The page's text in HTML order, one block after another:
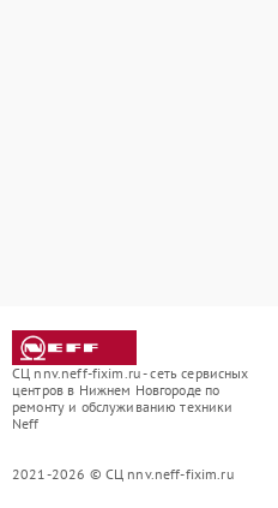
СЦ nnv.neff-fixim.ru - сеть сервисных
центров в Нижнем Новгороде по
ремонту и обслуживанию техники
Neff
2021-2026 © СЦ nnv.neff-fixim.ru